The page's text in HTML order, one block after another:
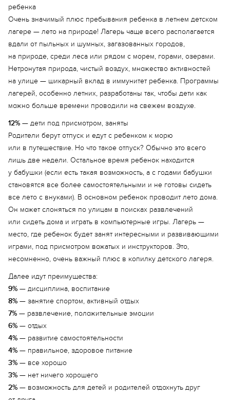
ребенка
Очень значимый плюс пребывания ребенка в летнем детском
лагере — лето на природе! Лагерь чаще всего располагается
вдали от пыльных и шумных, загазованных городов,
на природе, среди леса или рядом с морем, горами, озерами.
Нетронутая природа, чистый воздух, множество активностей
на улице — шикарный вклад в иммунитет ребенка. Программы
лагерей, особенно летних, разработаны так, чтобы дети как
можно больше времени проводили на свежем воздухе.
12% — дети под присмотром, заняты
Родители берут отпуск и едут с ребенком к морю
или в путешествие. Но что такое отпуск? Обычно это всего
лишь две недели. Остальное время ребенок находится
у бабушки (если есть такая возможность, а с годами бабушки
становятся все более самостоятельными и не готовы сидеть
все лето с внуками). В основном ребенок проводит лето дома.
Он может слоняться по улицам в поисках развлечений
или сидеть дома и играть в компьютерные игры. Лагерь —
место, где ребенок будет занят интересными и развивающими
играми, под присмотром вожатых и инструкторов. Это,
несомненно, очень важный плюс в копилку детского лагеря.
Далее идут преимущества:
9% — дисциплина, воспитание
8% — занятие спортом, активный отдых
7% — развлечение, положительные эмоции
6% — отдых
4% — развитие самостоятельности
4% — правильное, здоровое питание
3% — все хорошо
3% — нет ничего хорошего
2% — возможность для детей и родителей отдохнуть друг